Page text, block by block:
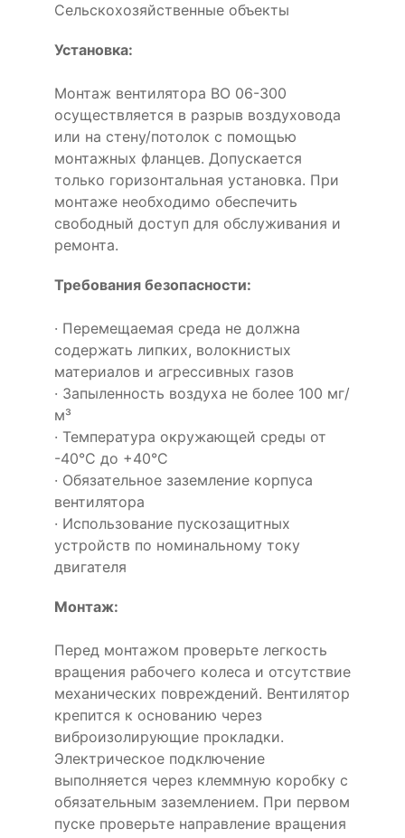
Сельскохозяйственные объекты
Установка:
Монтаж вентилятора ВО 06-300
осуществляется в разрыв воздуховода
или на стену/потолок с помощью
монтажных фланцев. Допускается
только горизонтальная установка. При
монтаже необходимо обеспечить
свободный доступ для обслуживания и
ремонта.
Требования безопасности:
· Перемещаемая среда не должна
содержать липких, волокнистых
материалов и агрессивных газов
· Запыленность воздуха не более 100 мг/
м³
· Температура окружающей среды от
-40°С до +40°С
· Обязательное заземление корпуса
вентилятора
· Использование пускозащитных
устройств по номинальному току
двигателя
Монтаж:
Перед монтажом проверьте легкость
вращения рабочего колеса и отсутствие
механических повреждений. Вентилятор
крепится к основанию через
виброизолирующие прокладки.
Электрическое подключение
выполняется через клеммную коробку с
обязательным заземлением. При первом
пуске проверьте направление вращения